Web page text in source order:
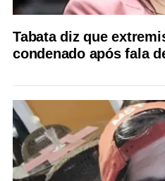
Tabata diz que
condenado após fala